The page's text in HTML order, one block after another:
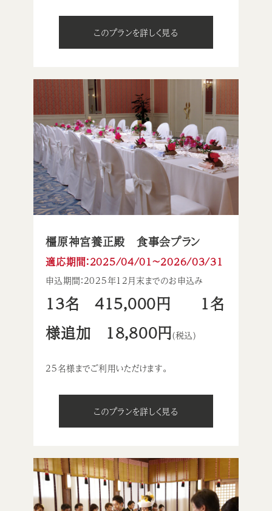
このプランを詳しく見る
橿原神宮養正殿 食事会プラン
適応期間：2025/04/01〜2026/03/31
申込期間：2025年12月末までのお申込み
13名 415,000円 1名
様追加 18,800円(税込)
25名様までご利用いただけます。
このプランを詳しく見る